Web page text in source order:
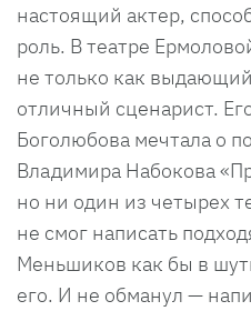
настоящий актер,
роль. В театре
не только как
отличный сценарист.
Боголюбова мечтала о
Владимира Набокова
но ни один из четырех
не смог написать
Меньшиков как бы в
его. И не обманул —